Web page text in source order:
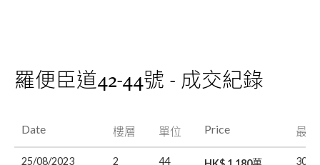
羅便臣道42-44號 - 成交紀錄
Date 樓層 單位 Price 最
25/08/2023 2 44 30/